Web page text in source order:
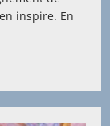
inspire. En